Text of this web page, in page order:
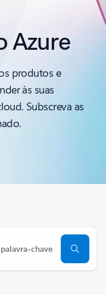
Azure
produtos e
às suas
Subscreva as